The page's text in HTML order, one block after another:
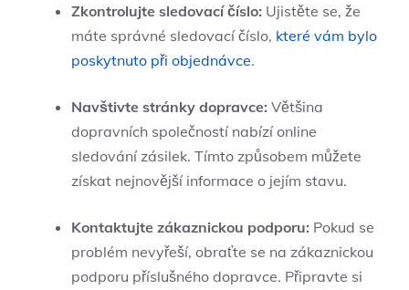
Zkontrolujte sledovací číslo: Ujistěte se, že
máte správné sledovací číslo, které vám bylo
poskytnuto při objednávce.
Navštivte stránky dopravce: Většina
dopravních společností nabízí online
sledování zásilek. Tímto způsobem můžete
získat nejnovější informace o jejím stavu.
Kontaktujte zákaznickou podporu: Pokud se
problém nevyřeší, obraťte se na zákaznickou
podporu příslušného dopravce. Připravte si